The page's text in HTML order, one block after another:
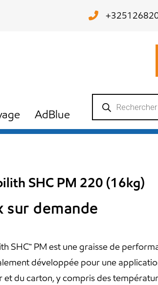
AdBlue
Recherche
produits
SHC PM 220 (16kg)
sur demande
SHC™ PM est une graisse de
développée pour une
et du carton, y compris des